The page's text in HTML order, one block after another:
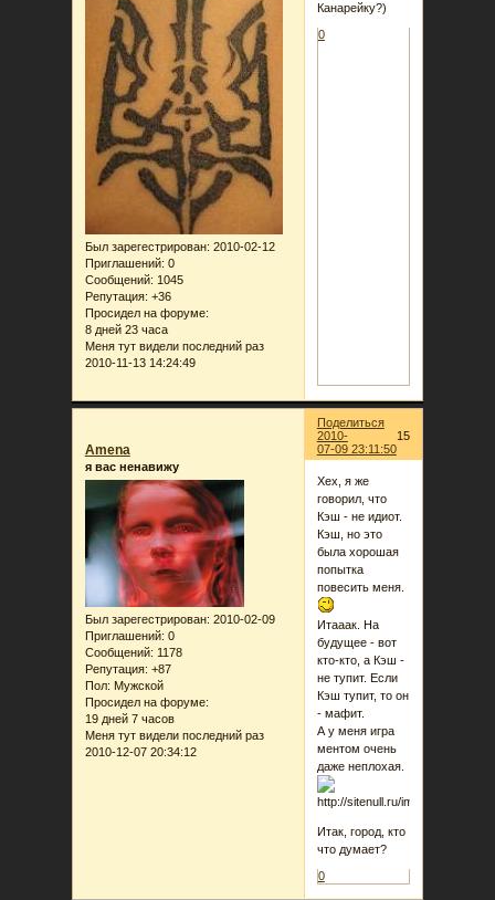
Был зарегестрирован: 2010-02-12
Приглашений: 0
Сообщений: 1045
Репутация: +36
Просидел на форуме:
8 дней 23 часа
Меня тут видели последний раз
2010-11-13 14:24:49
Канарейку?)
0
Поделиться
15
2010-
07-09 23:11:50
Amena
я вас ненавижу
Был зарегестрирован: 2010-02-09
Приглашений: 0
Сообщений: 1178
Репутация: +87
Пол: Мужской
Просидел на форуме:
19 дней 7 часов
Меня тут видели последний раз
2010-12-07 20:34:12
Хех, я же
говорил, что
Кэш - не идиот.
Кэш, но это
была хорошая
попытка
повесить меня.
Итааак. На
будущее - вот
кто-кто, а Кэш -
не тупит. Если
Кэш тупит, то он
- мафит.
А у меня игра
ментом очень
даже неплохая.
Итак, город, кто
что думает?
0